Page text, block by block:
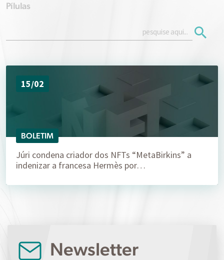
Pílulas
15/02
BOLETIM
Júri condena criador dos NFTs “MetaBirkins” a
indenizar a francesa Hermès por…
Newsletter